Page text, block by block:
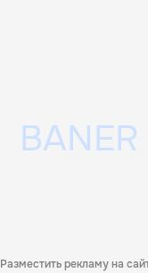
Разместить рекламу на